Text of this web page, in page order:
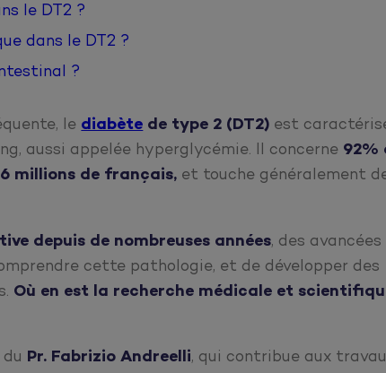
le DT2 ?
dans le DT2 ?
?
le diabète de type 2 (DT2) est
aussi appelée hyperglycémie. Il concerne 92%
millions de français, et touche généralement
depuis de nombreuses années, des avancées
cette pathologie, et de développer des
Où en est la recherche médicale et
Pr. Fabrizio Andreelli, qui contribue aux